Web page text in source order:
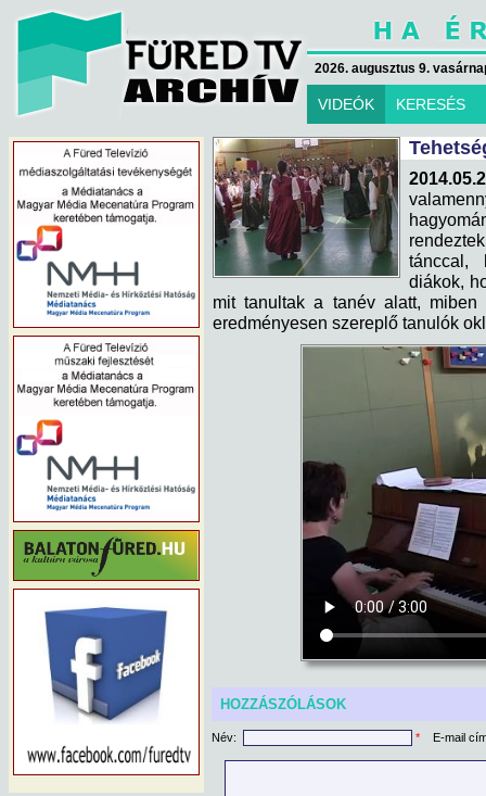
2026. augusztus 9.
VIDEÓK KERESÉS
tánccal,
diákok,
mit tanultak a tanév alatt, miben
eredményesen szereplő tanulók
HOZZÁSZÓLÁSOK
Név: * E-mail